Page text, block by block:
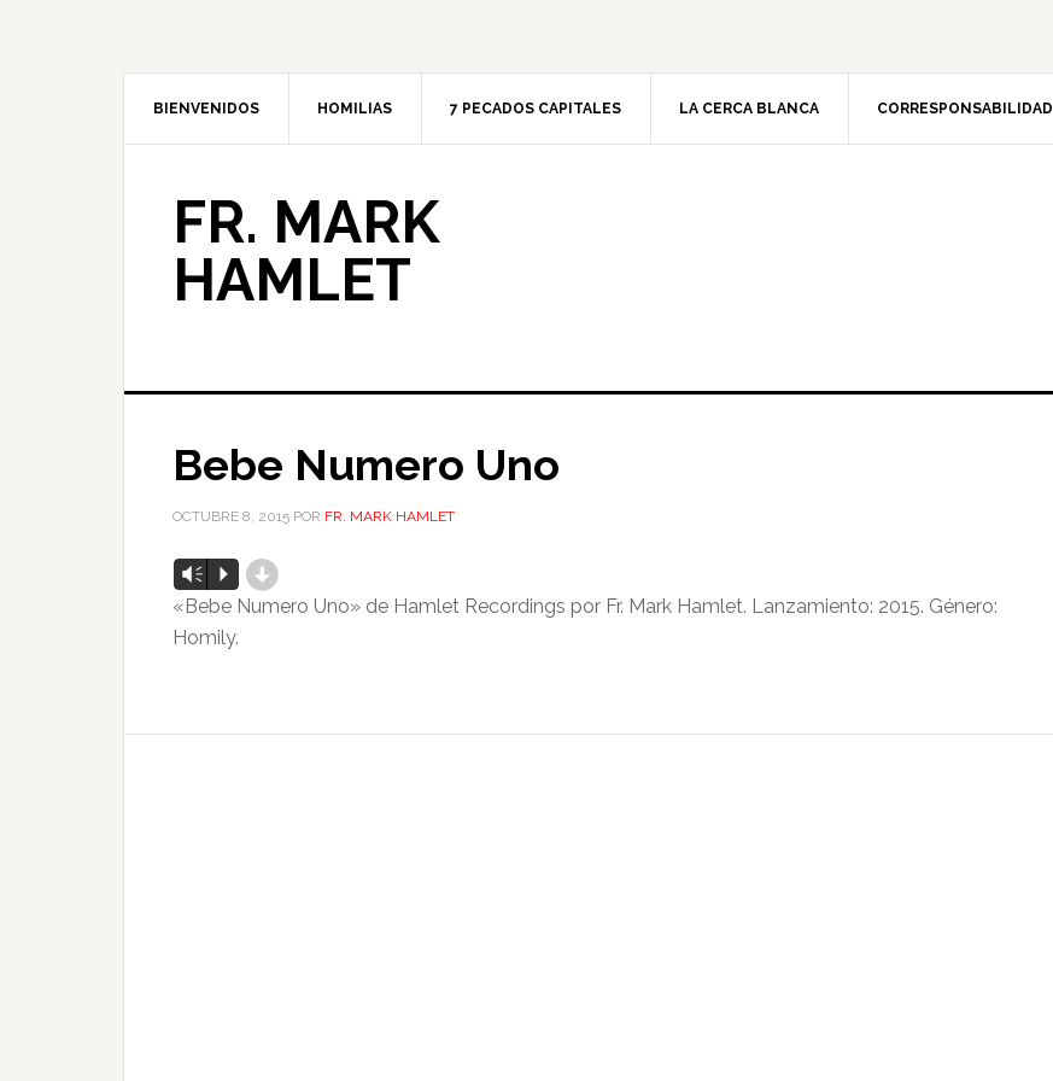
BIENVENIDOS HOMILIAS 7 PECADOS CAPITALES LA CERCA BLANCA CORRESPONSABILIDAD
FR. MARK
HAMLET
Bebe Numero Uno
OCTUBRE 8, 2015 POR FR. MARK HAMLET
Reproductor
de
audio
Vm P d
«Bebe Numero Uno» de Hamlet Recordings por Fr. Mark Hamlet. Lanzamiento: 2015. Género:
Homily.